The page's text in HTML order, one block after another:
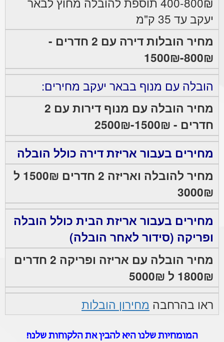
יעקב עד 35 ק"מ
מחיר הובלות דירה עם 2 חדרים -
800₪-1500₪
הובלה עם מנוף בבאר יעקב מחירים:
מחיר הובלה עם מנוף דירות עם 2
חדרים - 1500₪-2500₪
מחירים בעבור אריזת דירה כולל הובלה
מחיר להובלה ואריזה 2 חדרים 1500₪ ל
3000₪
מחירים בעבור אריזת הבית כולל הובלה
ופריקה (סידור לאחר הובלה)
מחיר הובלה עם אריזה ופריקה 2 חדרים
1800₪ ל 5000₪
ראו בהרחבה מחירון הובלות
המומחיות שלנו היא להבין את הלקוחות שלנו!